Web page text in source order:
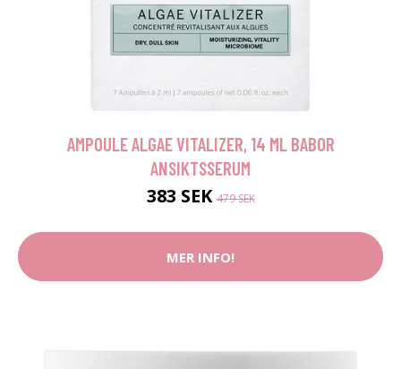
AMPOULE ALGAE VITALIZER, 14 ML BABOR
ANSIKTSSERUM
383 SEK479 SEK
MER INFO!